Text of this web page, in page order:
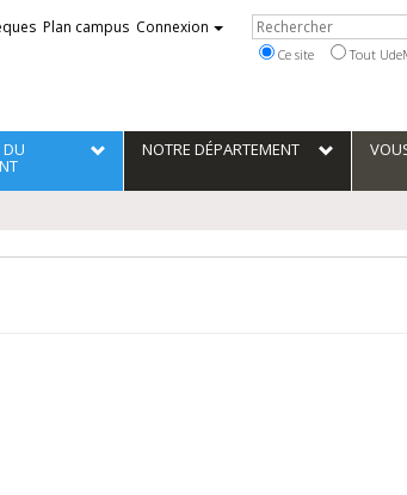
Plan campus Connexion Rechercher
Ce site Tout
DU NOTRE DÉPARTEMENT